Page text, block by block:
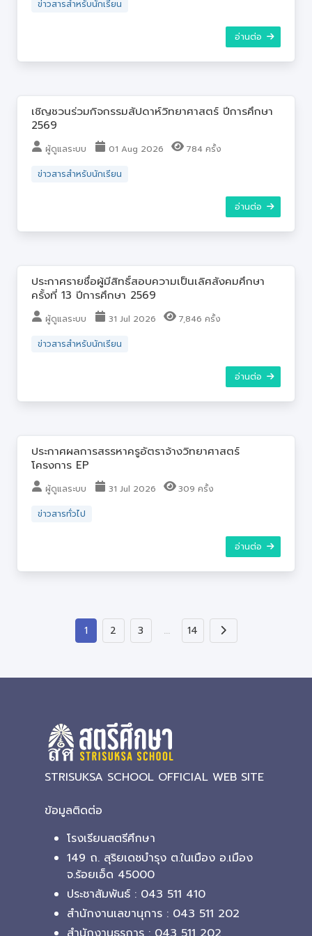
ข่าวสารสำหรับนักเรียน
อ่านต่อ
เชิญชวนร่วมกิจกรรมสัปดาห์วิทยาศาสตร์ ปีการศึกษา
2569
ผู้ดูแลระบบ 01 Aug 2026
784 ครั้ง
ข่าวสารสำหรับนักเรียน
อ่านต่อ
ประกาศรายชื่อผู้มีสิทธิ์สอบความเป็นเลิศสังคมศึกษา
ครั้งที่ 13 ปีการศึกษา 2569
ผู้ดูแลระบบ 31 Jul 2026
7,846 ครั้ง
ข่าวสารสำหรับนักเรียน
อ่านต่อ
ประกาศผลการสรรหาครูอัตราจ้างวิทยาศาสตร์
โครงการ EP
ผู้ดูแลระบบ 31 Jul 2026
309 ครั้ง
ข่าวสารทั่วไป
อ่านต่อ
1 2 3 … 14
STRISUKSA SCHOOL OFFICIAL WEB SITE
ข้อมูลติดต่อ
โรงเรียนสตรีศึกษา
149 ถ. สุริยเดชบำรุง ต.ในเมือง อ.เมือง
จ.ร้อยเอ็ด 45000
ประชาสัมพันธ์ : 043 511 410
สำนักงานเลขานุการ : 043 511 202